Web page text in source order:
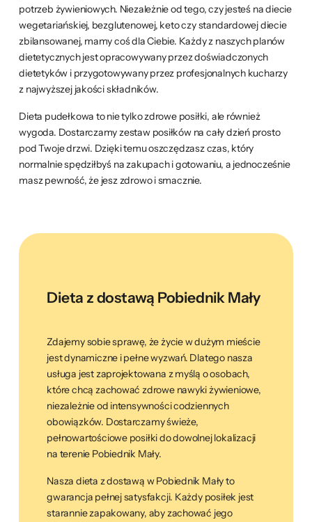
potrzeb żywieniowych. Niezależnie od tego, czy jesteś na diecie
wegetariańskiej, bezglutenowej, keto czy standardowej diecie
zbilansowanej, mamy coś dla Ciebie. Każdy z naszych planów
dietetycznych jest opracowywany przez doświadczonych
dietetyków i przygotowywany przez profesjonalnych kucharzy
z najwyższej jakości składników.
Dieta pudełkowa to nie tylko zdrowe posiłki, ale również
wygoda. Dostarczamy zestaw posiłków na cały dzień prosto
pod Twoje drzwi. Dzięki temu oszczędzasz czas, który
normalnie spędziłbyś na zakupach i gotowaniu, a jednocześnie
masz pewność, że jesz zdrowo i smacznie.
Dieta z dostawą Pobiednik Mały
Zdajemy sobie sprawę, że życie w dużym mieście
jest dynamiczne i pełne wyzwań. Dlatego nasza
usługa jest zaprojektowana z myślą o osobach,
które chcą zachować zdrowe nawyki żywieniowe,
niezależnie od intensywności codziennych
obowiązków. Dostarczamy świeże,
pełnowartościowe posiłki do dowolnej lokalizacji
na terenie Pobiednik Mały.
Nasza dieta z dostawą w Pobiednik Mały to
gwarancja pełnej satysfakcji. Każdy posiłek jest
starannie zapakowany, aby zachować jego